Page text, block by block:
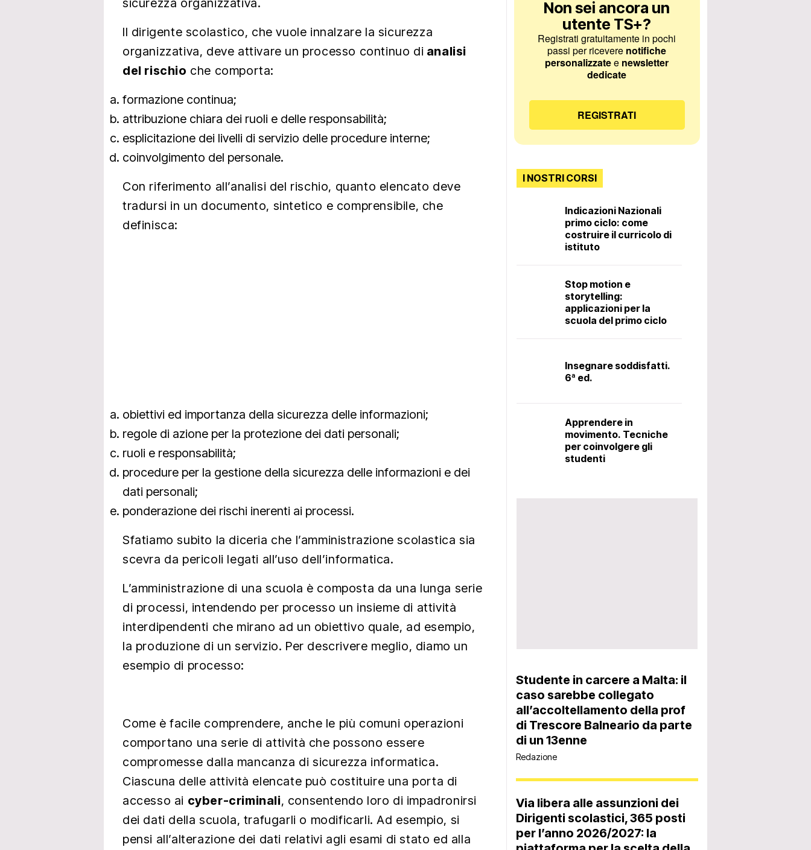
sicurezza organizzativa.
Il dirigente scolastico, che vuole innalzare la sicurezza
organizzativa, deve attivare un processo continuo di analisi
del rischio che comporta:
formazione continua;
attribuzione chiara dei ruoli e delle responsabilità;
esplicitazione dei livelli di servizio delle procedure interne;
coinvolgimento del personale.
Con riferimento all’analisi del rischio, quanto elencato deve
tradursi in un documento, sintetico e comprensibile, che
definisca:
obiettivi ed importanza della sicurezza delle informazioni;
regole di azione per la protezione dei dati personali;
ruoli e responsabilità;
procedure per la gestione della sicurezza delle informazioni e dei
dati personali;
ponderazione dei rischi inerenti ai processi.
Sfatiamo subito la diceria che l’amministrazione scolastica sia
scevra da pericoli legati all’uso dell’informatica.
L’amministrazione di una scuola è composta da una lunga serie
di processi, intendendo per processo un insieme di attività
interdipendenti che mirano ad un obiettivo quale, ad esempio,
la produzione di un servizio. Per descrivere meglio, diamo un
esempio di processo:
Come è facile comprendere, anche le più comuni operazioni
comportano una serie di attività che possono essere
compromesse dalla mancanza di sicurezza informatica.
Ciascuna delle attività elencate può costituire una porta di
accesso ai cyber-criminali, consentendo loro di impadronirsi
dei dati della scuola, trafugarli o modificarli. Ad esempio, si
pensi all’alterazione dei dati relativi agli esami di stato ed alla
Non sei ancora un
utente TS+?
Registrati gratuitamente in pochi
passi per ricevere notifiche
personalizzatee newsletter
dedicate
REGISTRATI
I NOSTRI CORSI
Indicazioni Nazionali
primo ciclo: come
costruire il curricolo di
istituto
Stop motion e
storytelling:
applicazioni per la
scuola del primo ciclo
Insegnare soddisfatti.
6ª ed.
Apprendere in
movimento. Tecniche
per coinvolgere gli
studenti
Studente in carcere a Malta: il
caso sarebbe collegato
all’accoltellamento della prof
di Trescore Balneario da parte
di un 13enne
Redazione
Via libera alle assunzioni dei
Dirigenti scolastici, 365 posti
per l’anno 2026/2027: la